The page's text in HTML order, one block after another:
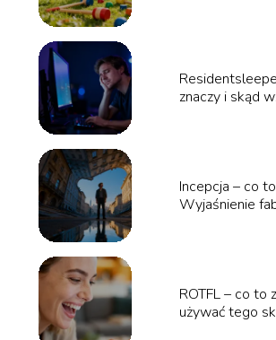
znaczy i skąd
Incepcja – co
Wyjaśnienie
ROTFL – co to
używać tego